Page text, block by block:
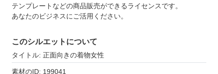
テンプレートなどの商品販売ができるライセンスです。
あなたのビジネスにご活用ください。
このシルエットについて
タイトル: 正面向きの着物女性
素材のID: 199041